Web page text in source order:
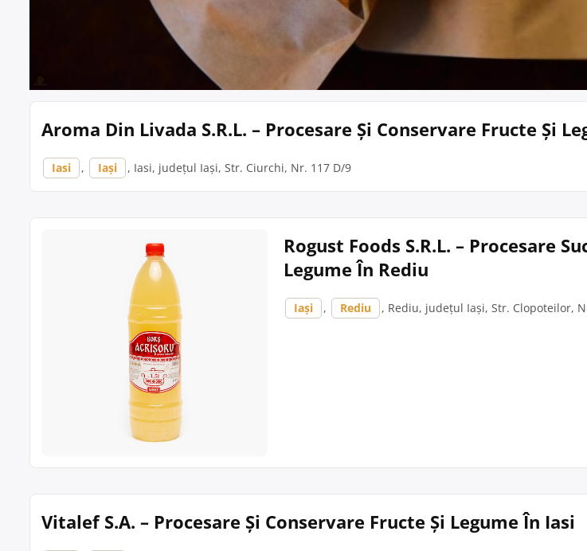
Aroma Din Livada S.R.L. – Procesare Și Conservare Fructe Și
Iasi , Iași , Iasi, județul Iași, Str. Ciurchi, Nr. 117 D/9
Rogust Foods S.R.L. – Procesare
Legume În Rediu
Iași , Rediu , Rediu, județul Iași, Str. Clopoteilor,
Vitalef S.A. – Procesare Și Conservare Fructe Și Legume În Iasi